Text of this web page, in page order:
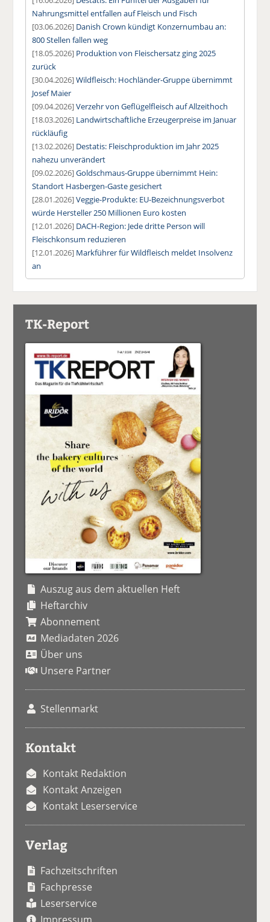
Nahrungsmittel entfallen auf Fleisch und Fisch
[03.06.2026] Danish Crown kündigt Konzernumbau an:
800 Stellen fallen weg
[18.05.2026] Produktion von Fleischersatz ging 2025
zurück
[30.04.2026]Wildfleisch: Hochländer-Gruppe übernimmt
Josef Maier
[09.04.2026]Verzehr von Geflügelfleisch auf Allzeithoch
[18.03.2026] Landwirtschaftliche Erzeugerpreise im Januar
rückläufig
[13.02.2026] Destatis: Fleischproduktion im Jahr 2025
nahezu unverändert
[09.02.2026]Goldschmaus-Gruppe übernimmt Hein:
Standort Hasbergen-Gaste gesichert
[28.01.2026]Veggie-Produkte: EU-Bezeichnungsverbot
würde Hersteller 250 Millionen Euro kosten
[12.01.2026] DACH-Region: Jede dritte Person will
Fleischkonsum reduzieren
[12.01.2026] Markführer für Wildfleisch meldet Insolvenz
an
TK-Report
Auszug aus dem aktuellen Heft
Heftarchiv
Abonnement
Mediadaten 2026
Über uns
Unsere Partner
Stellenmarkt
Kontakt
Kontakt Redaktion
Kontakt Anzeigen
Kontakt Leserservice
Verlag
Fachzeitschriften
Fachpresse
Leserservice
Impressum